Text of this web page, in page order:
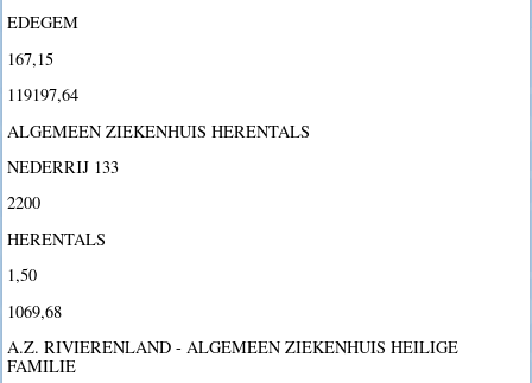
EDEGEM
167,15
119197,64
ALGEMEEN ZIEKENHUIS HERENTALS
NEDERRIJ 133
2200
HERENTALS
1,50
1069,68
A.Z. RIVIERENLAND - ALGEMEEN ZIEKENHUIS HEILIGE
FAMILIE